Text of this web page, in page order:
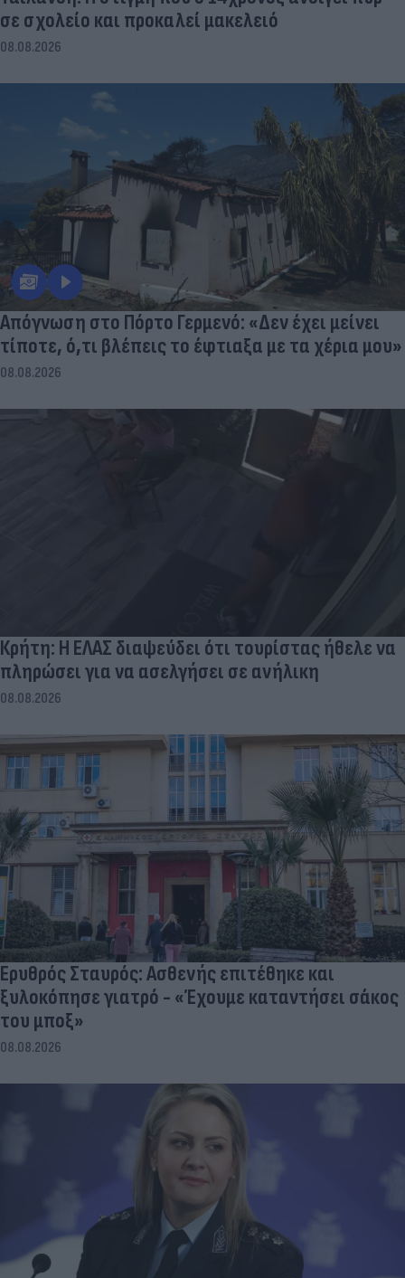
σε σχολείο και προκαλεί μακελειό
08.08.2026
Απόγνωση στο Πόρτο Γερμενό: «Δεν έχει μείνει
τίποτε, ό,τι βλέπεις το έφτιαξα με τα χέρια μου»
08.08.2026
Κρήτη: Η ΕΛΑΣ διαψεύδει ότι τουρίστας ήθελε να
πληρώσει για να ασελγήσει σε ανήλικη
08.08.2026
Ερυθρός Σταυρός: Ασθενής επιτέθηκε και
ξυλοκόπησε γιατρό - «Έχουμε καταντήσει σάκος
του μποξ»
08.08.2026